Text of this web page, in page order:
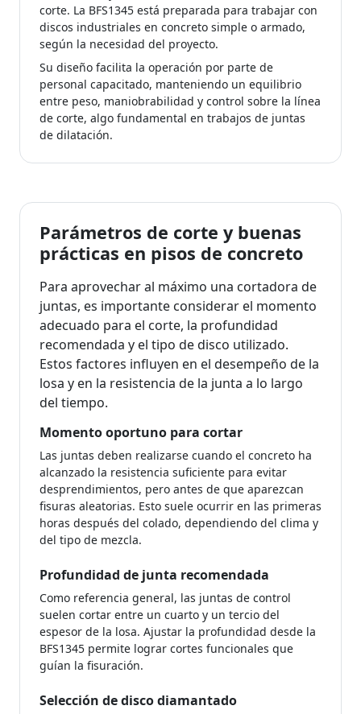
corte. La BFS1345 está preparada para trabajar con
discos industriales en concreto simple o armado,
según la necesidad del proyecto.
Su diseño facilita la operación por parte de
personal capacitado, manteniendo un equilibrio
entre peso, maniobrabilidad y control sobre la línea
de corte, algo fundamental en trabajos de juntas
de dilatación.
Parámetros de corte y buenas
prácticas en pisos de concreto
Para aprovechar al máximo una cortadora de
juntas, es importante considerar el momento
adecuado para el corte, la profundidad
recomendada y el tipo de disco utilizado.
Estos factores influyen en el desempeño de la
losa y en la resistencia de la junta a lo largo
del tiempo.
Momento oportuno para cortar
Las juntas deben realizarse cuando el concreto ha
alcanzado la resistencia suficiente para evitar
desprendimientos, pero antes de que aparezcan
fisuras aleatorias. Esto suele ocurrir en las primeras
horas después del colado, dependiendo del clima y
del tipo de mezcla.
Profundidad de junta recomendada
Como referencia general, las juntas de control
suelen cortar entre un cuarto y un tercio del
espesor de la losa. Ajustar la profundidad desde la
BFS1345 permite lograr cortes funcionales que
guían la fisuración.
Selección de disco diamantado